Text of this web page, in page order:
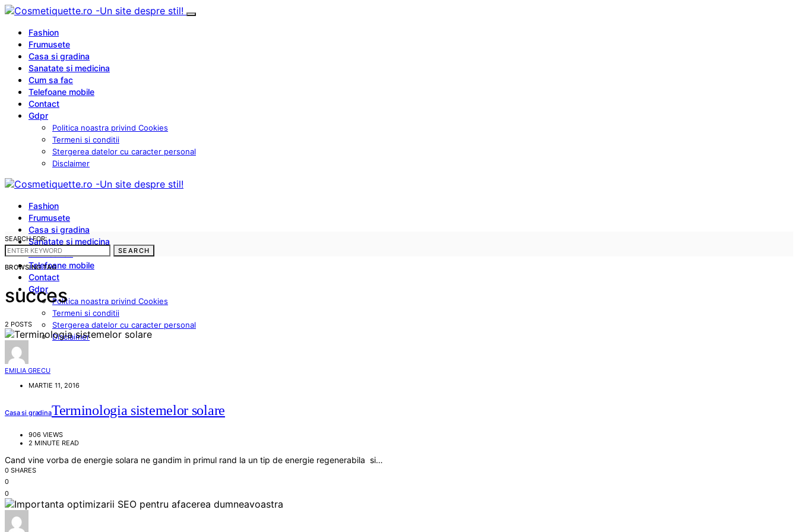
Fashion
Frumusete
Casa si gradina
Sanatate si medicina
Cum sa fac
Telefoane mobile
Contact
Gdpr
Politica noastra privind Cookies
Termeni si conditii
Stergerea datelor cu caracter personal
Disclaimer
Fashion
Frumusete
Casa si gradina
Sanatate si medicina
Cum sa fac
Telefoane mobile
Contact
Gdpr
Politica noastra privind Cookies
Termeni si conditii
Stergerea datelor cu caracter personal
Disclaimer
SEARCH FOR:
SEARCH
BROWSING TAG
succes
2 POSTS
EMILIA GRECU
MARTIE 11, 2016
Casa si gradinaTerminologia sistemelor solare
906 VIEWS
2 MINUTE READ
Cand vine vorba de energie solara ne gandim in primul rand la un tip de energie regenerabila si…
0 SHARES
0
0